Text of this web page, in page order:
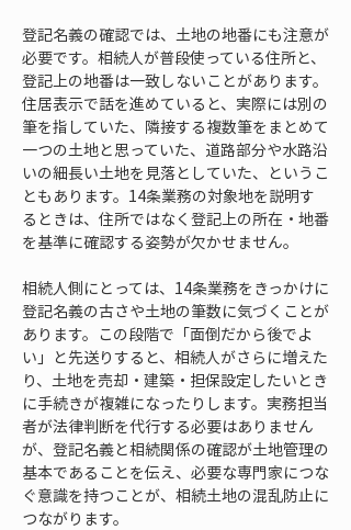
登記名義の確認では、土地の地番にも注意が
必要です。相続人が普段使っている住所と、
登記上の地番は一致しないことがあります。
住居表示で話を進めていると、実際には別の
筆を指していた、隣接する複数筆をまとめて
一つの土地と思っていた、道路部分や水路沿
いの細長い土地を見落としていた、というこ
ともあります。14条業務の対象地を説明す
るときは、住所ではなく登記上の所在・地番
を基準に確認する姿勢が欠かせません。
相続人側にとっては、14条業務をきっかけに
登記名義の古さや土地の筆数に気づくことが
あります。この段階で「面倒だから後でよ
い」と先送りすると、相続人がさらに増えた
り、土地を売却・建築・担保設定したいとき
に手続きが複雑になったりします。実務担当
者が法律判断を代行する必要はありません
が、登記名義と相続関係の確認が土地管理の
基本であることを伝え、必要な専門家につな
ぐ意識を持つことが、相続土地の混乱防止に
つながります。